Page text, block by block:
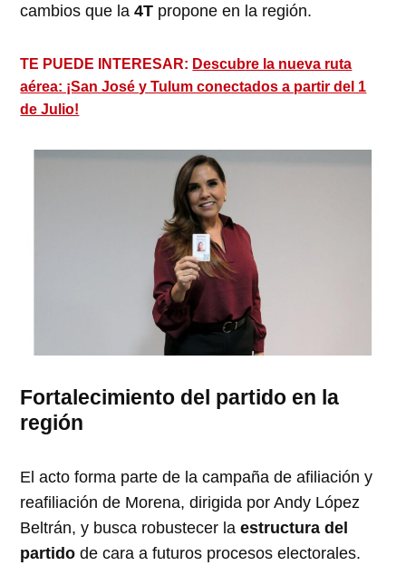
cambios que la4T propone en la región.
TE PUEDE INTERESAR: Descubre la nueva ruta
aérea: ¡San José y Tulum conectados a partir del 1
de Julio!
Fortalecimiento del partido en la
región
El acto forma parte de la campaña de afiliación y
reafiliación de Morena, dirigida por Andy López
Beltrán, y busca robustecer laestructura del
partido de cara a futuros procesos electorales.